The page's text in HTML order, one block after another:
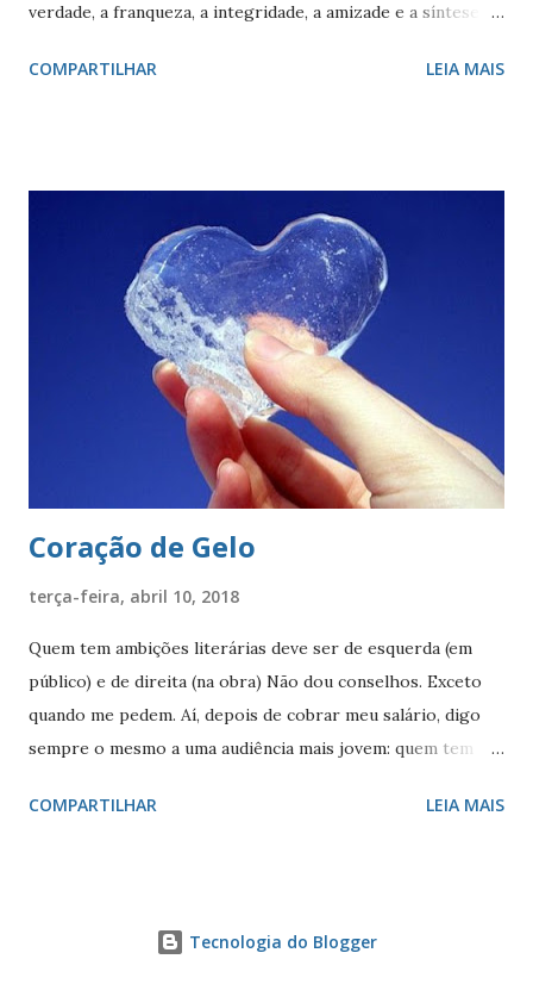
verdade, a franqueza, a integridade, a amizade e a síntese
valor, a galhardia, a generosidade e a honra. A cruz evoca a
Paulo. O brasão consiste num braço armado empunhando
um pendão branco, de de quatro pontas farpadas,
ostentando a cruz da Ordem de Cristo. O pendão está
fixado em uma haste lanceada, em prata. Encimando o
escudo há uma coroa em ouro, com quatro torres, três
ameias, com uma porta cada. Suportes: dois ramos de café,
frutificados, na sua cor natural. Divisa: ‘Non ducor duco’
(não sou conduzido, conduzo). . A cr...
COMPARTILHAR LEIA MAIS
Coração de Gelo
terça-feira, abril 10, 2018
Quem tem ambições literárias deve ser de esquerda (em
público) e de direita (na obra) Não dou conselhos. Exceto
quando me pedem. Aí, depois de cobrar meu salário, digo
sempre o mesmo a uma audiência mais jovem: quem tem
de direita (literariamente). Em público, persiste ainda a
confortável fazer carreira sem correr maratonas. Relaxe,
COMPARTILHAR LEIA MAIS
Tecnologia do Blogger